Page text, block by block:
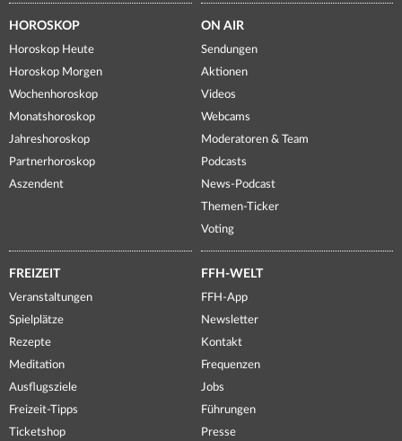
HOROSKOP
Horoskop Heute
Horoskop Morgen
Wochenhoroskop
Monatshoroskop
Jahreshoroskop
Partnerhoroskop
Aszendent
ON AIR
Sendungen
Aktionen
Videos
Webcams
Moderatoren & Team
Podcasts
News-Podcast
Themen-Ticker
Voting
FREIZEIT
Veranstaltungen
Spielplätze
Rezepte
Meditation
Ausflugsziele
Freizeit-Tipps
Ticketshop
FFH-WELT
FFH-App
Newsletter
Kontakt
Frequenzen
Jobs
Führungen
Presse